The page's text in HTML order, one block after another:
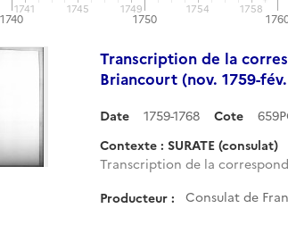
1740 1750
1741 1745 1749 1754 1758
Transcription de la
Briancourt (nov. 1759-
Date 1759-1768 Cote
Contexte : SURATE (consulat)
Transcription de la
Producteur :
Consulat de